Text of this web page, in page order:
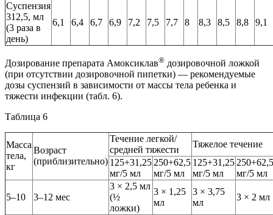
Суспензия
312,5, мл
(3 раза в
день)
6,1 6,4 6,7 6,9 7,2 7,5 7,7 8 8,3 8,5 8,8 9,1
Дозирование препарата Амоксиклав® дозировочной ложкой
(при отсутствии дозировочной пипетки) — рекомендуемые
дозы суспензий в зависимости от массы тела ребенка и
тяжести инфекции (табл. 6).
Таблица 6
Масса
тела,
кг
Возраст
(приблизительно)
Течение легкой/
средней тяжести
Тяжелое течение
125+31,25
мг/5 мл
250+62,5
мг/5 мл
125+31,25
мг/5 мл
250+62,5
мг/5 мл
5–10 3–12 мес
3 × 2,5 мл
(½
ложки)
3 × 1,25
мл
3 × 3,75
мл
3 × 2 мл